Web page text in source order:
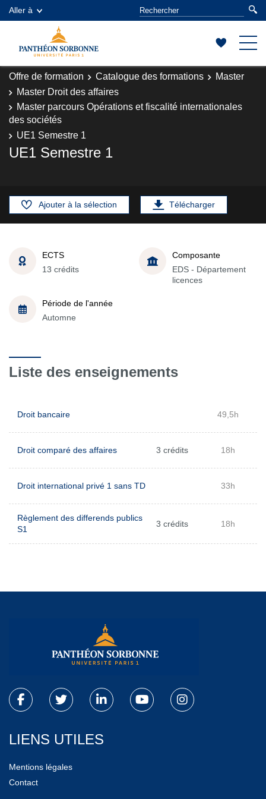
Aller à
Offre de formation Catalogue des formations
Master
Master Droit des affaires
Master parcours Opérations et fiscalité internationales
des sociétés
UE1 Semestre 1
UE1 Semestre 1
Ajouter à la sélection Télécharger
ECTS
13 crédits
Composante
EDS - Département
licences
Période de l'année
Automne
Liste des enseignements
Droit bancaire 49,5h
Droit comparé des affaires 3 crédits 18h
Droit international privé 1 sans TD 33h
Règlement des differends publics
S1
3 crédits 18h
LIENS UTILES
Mentions légales
Contact